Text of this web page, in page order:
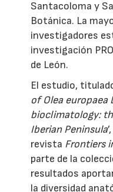
Santacoloma y
Botánica. La
investigadores
investigación
de León.
El estudio,
of Olea europaea
bioclimatology:
Iberian Peninsula
revista Frontiers
parte de la
resultados
la diversidad